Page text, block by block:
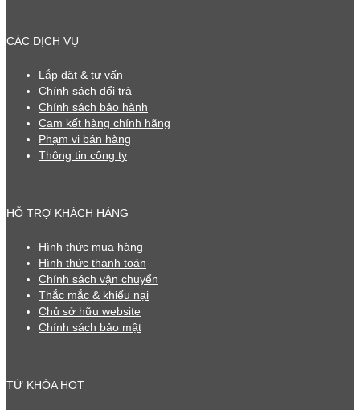
CÁC DỊCH VỤ
Lắp đặt & tư vấn
Chính sách đổi trả
Chính sách bảo hành
Cam kết hàng chính hãng
Phạm vi bán hàng
Thông tin công ty
HỖ TRỢ KHÁCH HÀNG
Hình thức mua hàng
Hình thức thanh toán
Chính sách vận chuyển
Thắc mắc & khiếu nại
Chủ sở hữu website
Chính sách bảo mật
TỪ KHÓA HOT